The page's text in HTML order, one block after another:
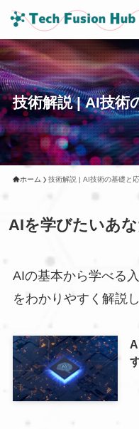
技術解説 | AI技術
ホーム 技術解説 | AI技術の基礎と
AIを学びたいあ
AIの基本から学べる
をわかりやすく解説